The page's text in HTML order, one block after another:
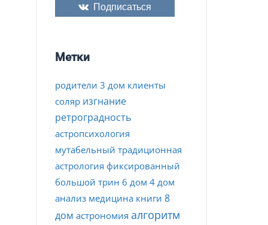
Подписаться
Метки
родители 3 дом клиенты
соляр изгнание
ретроградность
астропсихология
мутабельный традиционная
астрология фиксированный
большой трин 6 дом 4 дом
анализ медицина книги 8
дом астрономия алгоритм